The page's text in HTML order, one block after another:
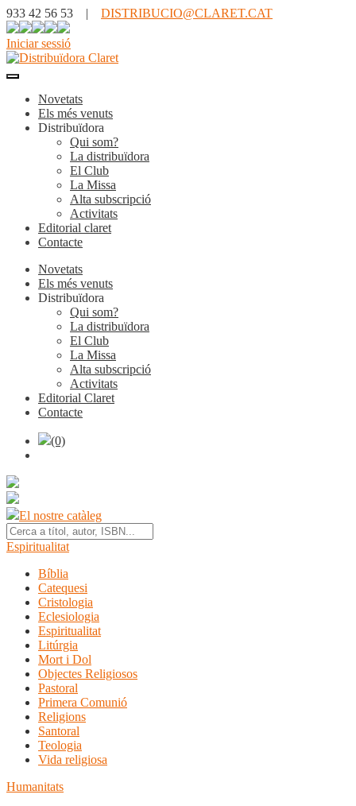
933 42 56 53 | DISTRIBUCIO@CLARET.CAT
Iniciar sessió
Novetats
Els més venuts
Distribuïdora
Qui som?
La distribuïdora
El Club
La Missa
Alta subscripció
Activitats
Editorial claret
Contacte
Novetats
Els més venuts
Distribuïdora
Qui som?
La distribuïdora
El Club
La Missa
Alta subscripció
Activitats
Editorial Claret
Contacte
(0)
El nostre catàleg
Espiritualitat
Bíblia
Catequesi
Cristologia
Eclesiologia
Espiritualitat
Litúrgia
Mort i Dol
Objectes Religiosos
Pastoral
Primera Comunió
Religions
Santoral
Teologia
Vida religiosa
Humanitats